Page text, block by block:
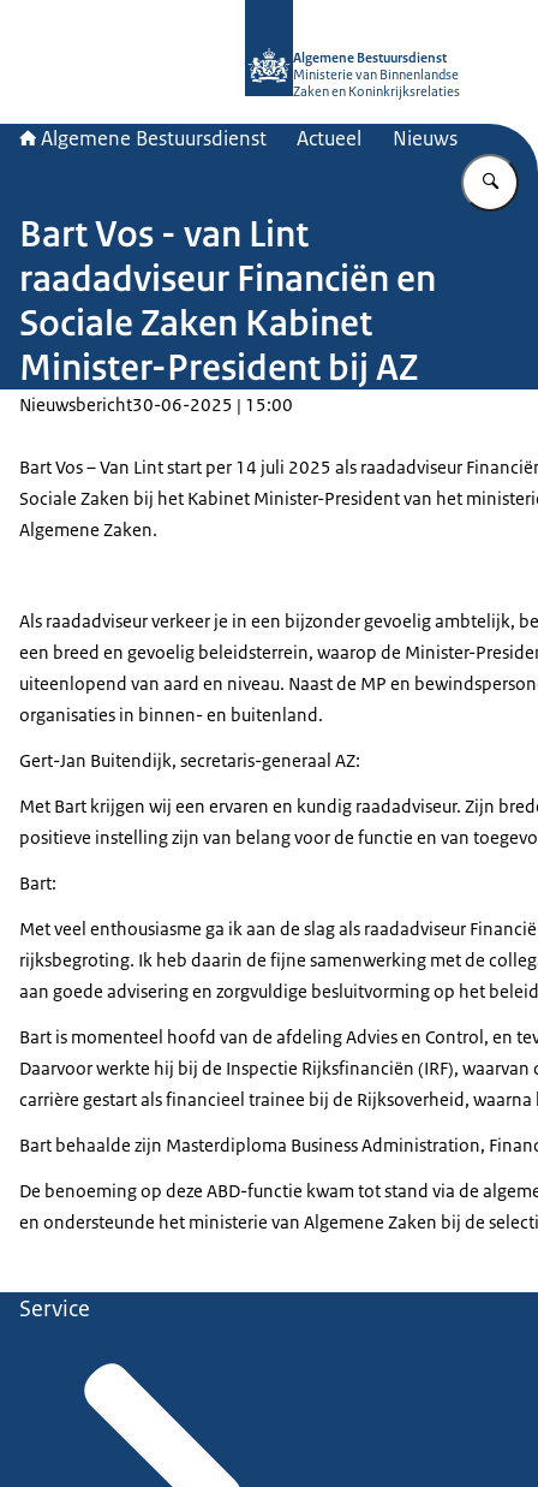
Algemene Bestuursdienst
Ministerie van Binnenlandse
Zaken en Koninkrijksrelaties
Algemene Bestuursdienst Actueel Nieuws
Bart Vos - van Lint
raadadviseur Financiën en
Sociale Zaken Kabinet
Minister-President bij AZ
Nieuwsbericht30-06-2025 | 15:00
Bart Vos – Van Lint start per 14 juli 2025 als raadadviseur
Sociale Zaken bij het Kabinet Minister-President van het
Algemene Zaken.
Als raadadviseur verkeer je in een bijzonder gevoelig ambtelijk,
een breed en gevoelig beleidsterrein, waarop de Minister-
uiteenlopend van aard en niveau. Naast de MP en
organisaties in binnen- en buitenland.
Gert-Jan Buitendijk, secretaris-generaal AZ:
Met Bart krijgen wij een ervaren en kundig raadadviseur. Zijn
positieve instelling zijn van belang voor de functie en van
Bart:
Met veel enthousiasme ga ik aan de slag als raadadviseur
rijksbegroting. Ik heb daarin de fijne samenwerking met de
aan goede advisering en zorgvuldige besluitvorming op het
Bart is momenteel hoofd van de afdeling Advies en Control, en
Daarvoor werkte hij bij de Inspectie Rijksfinanciën (IRF),
carrière gestart als financieel trainee bij de Rijksoverheid,
Bart behaalde zijn Masterdiploma Business Administration,
De benoeming op deze ABD-functie kwam tot stand via de
en ondersteunde het ministerie van Algemene Zaken bij de
Service